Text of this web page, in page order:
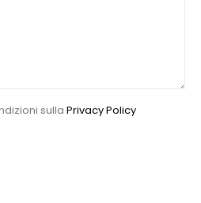
sulla Privacy Policy